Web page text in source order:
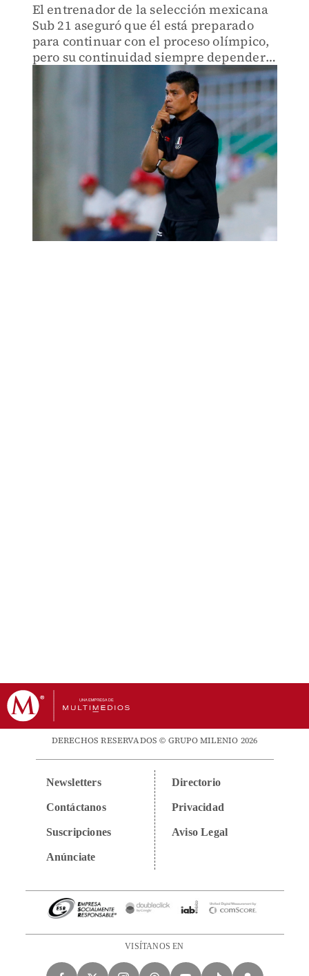
El entrenador de la selección mexicana
Sub 21 aseguró que él está preparado
para continuar con el proceso olímpico,
pero su continuidad siempre dependerá
DERECHOS RESERVADOS © GRUPO MILENIO 2026
Newsletters
Contáctanos
Suscripciones
Anúnciate
Directorio
Privacidad
Aviso Legal
VISÍTANOS EN